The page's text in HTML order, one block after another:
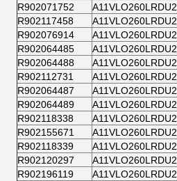
R902071752
R902117458
R902076914
R902064485
R902064488
R902112731
R902064487
R902064489
R902118338
R902155671
R902118339
R902120297
R902196119